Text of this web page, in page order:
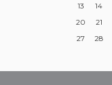
13
14
20
21
27
28